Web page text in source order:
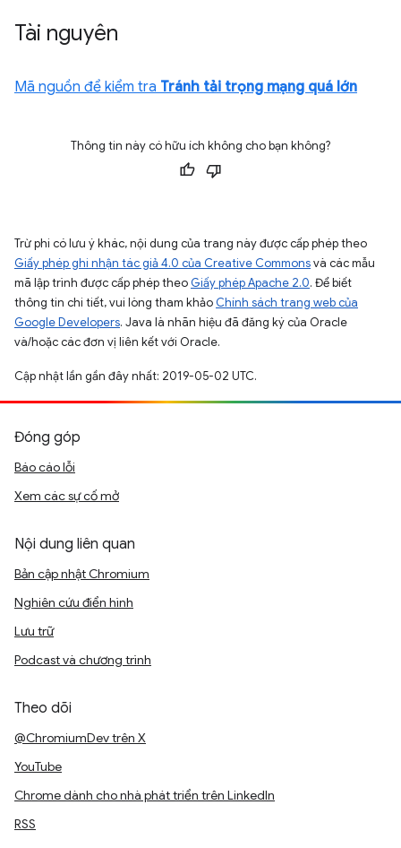
Tài nguyên
Mã nguồn để kiểm tra Tránh tải trọng mạng quá lớn
Thông tin này có hữu ích không cho bạn không?
Trừ phi có lưu ý khác, nội dung của trang này được cấp phép theo
Giấy phép ghi nhận tác giả 4.0 của Creative Commonsvà các mẫu
mã lập trình được cấp phép theo Giấy phép Apache 2.0. Để biết
thông tin chi tiết, vui lòng tham khảo Chính sách trang web của
Google Developers. Java là nhãn hiệu đã đăng ký của Oracle
và/hoặc các đơn vị liên kết với Oracle.
Cập nhật lần gần đây nhất: 2019-05-02 UTC.
Đóng góp
Báo cáo lỗi
Xem các sự cố mở
Nội dung liên quan
Bản cập nhật Chromium
Nghiên cứu điển hình
Lưu trữ
Podcast và chương trình
Theo dõi
@ChromiumDev trên X
YouTube
Chrome dành cho nhà phát triển trên LinkedIn
RSS